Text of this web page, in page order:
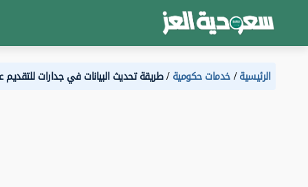
الرئيسية خدمات حكومية طريقة تحديث البيانات في جدارات للتقديم